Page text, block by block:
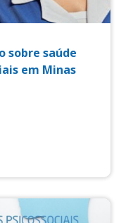
sobre saúde
em Minas